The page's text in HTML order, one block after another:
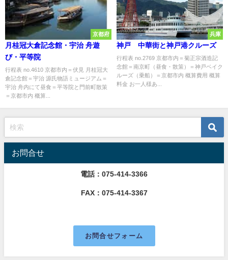
京都府
月桂冠大倉記念館・宇治 舟遊
び・平等院
行程表 no.4610 京都市内＝伏見 月桂冠大
倉記念館＝宇治 源氏物語ミュージアム＝
宇治 舟内にて昼食＝平等院と門前町散策
＝京都市内 概算...
兵庫
神戸 中華街と神戸港クルーズ
行程表 no.2769 京都市内＝菊正宗酒造記
念館＝南京町（昼食・散策）＝神戸ベイク
ルーズ（乗船）＝京都市内 概算費用 概算
料金 お一人様あ...
お問合せ
電話：075-414-3366
FAX：075-414-3367
お問合せフォーム